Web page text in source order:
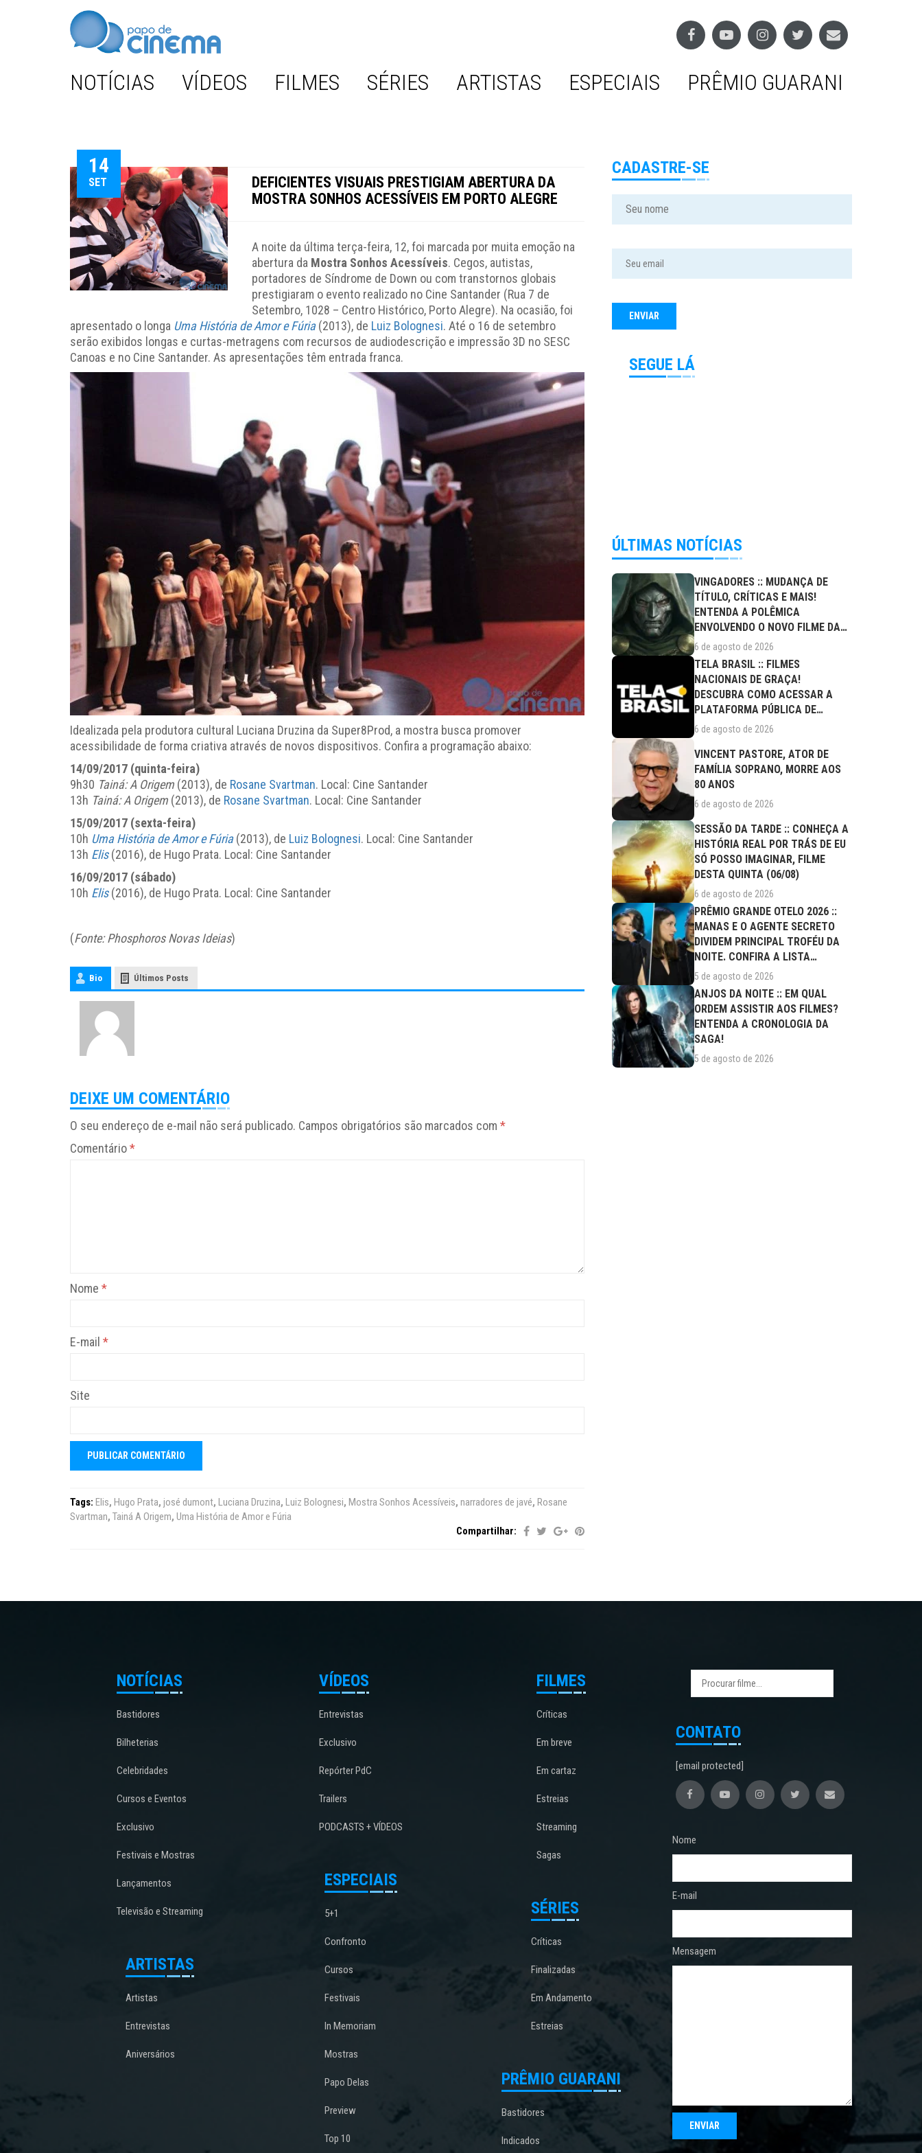
NOTÍCIAS VÍDEOS FILMES SÉRIES ARTISTAS ESPECIAIS PRÊMIO GUARANI
14
SET
DEFICIENTES VISUAIS PRESTIGIAM ABERTURA DA
MOSTRA SONHOS ACESSÍVEIS EM PORTO ALEGRE
A noite da última terça-feira, 12, foi marcada por muita emoção na
abertura da Mostra Sonhos Acessíveis. Cegos, autistas,
portadores de Síndrome de Down ou com transtornos globais
prestigiaram o evento realizado no Cine Santander (Rua 7 de
Setembro, 1028 – Centro Histórico, Porto Alegre). Na ocasião, foi
apresentado o longa Uma História de Amor e Fúria(2013), de Luiz Bolognesi. Até o 16 de setembro
serão exibidos longas e curtas-metragens com recursos de audiodescrição e impressão 3D no SESC
Canoas e no Cine Santander. As apresentações têm entrada franca.
Idealizada pela produtora cultural Luciana Druzina da Super8Prod, a mostra busca promover
acessibilidade de forma criativa através de novos dispositivos. Confira a programação abaixo:
14/09/2017 (quinta-feira)
9h30 Tainá: A Origem (2013), de Rosane Svartman. Local: Cine Santander
13h Tainá: A Origem (2013), de Rosane Svartman. Local: Cine Santander
15/09/2017 (sexta-feira)
10h Uma História de Amor e Fúria (2013), de Luiz Bolognesi. Local: Cine Santander
13h Elis (2016), de Hugo Prata. Local: Cine Santander
16/09/2017 (sábado)
10h Elis (2016), de Hugo Prata. Local: Cine Santander
(Fonte: Phosphoros Novas Ideias)
Bio Últimos Posts
DEIXE UM COMENTÁRIO
O seu endereço de e-mail não será publicado. Campos obrigatórios são marcados com *
Comentário*
Nome *
E-mail *
Site
Tags: Elis, Hugo Prata, josé dumont, Luciana Druzina, Luiz Bolognesi, Mostra Sonhos Acessíveis, narradores de javé, Rosane
Svartman, Tainá A Origem, Uma História de Amor e Fúria
Compartilhar:
CADASTRE-SE
SEGUE LÁ
ÚLTIMAS NOTÍCIAS
VINGADORES :: MUDANÇA DE
TÍTULO, CRÍTICAS E MAIS!
ENTENDA A POLÊMICA
ENVOLVENDO O NOVO FILME DA
MARVEL
6 de agosto de 2026
TELA BRASIL :: FILMES
NACIONAIS DE GRAÇA!
DESCUBRA COMO ACESSAR A
PLATAFORMA PÚBLICA DE
STREAMING
6 de agosto de 2026
VINCENT PASTORE, ATOR DE
FAMÍLIA SOPRANO, MORRE AOS
80 ANOS
6 de agosto de 2026
SESSÃO DA TARDE :: CONHEÇA A
HISTÓRIA REAL POR TRÁS DE EU
SÓ POSSO IMAGINAR, FILME
DESTA QUINTA (06/08)
6 de agosto de 2026
PRÊMIO GRANDE OTELO 2026 ::
MANAS E O AGENTE SECRETO
DIVIDEM PRINCIPAL TROFÉU DA
NOITE. CONFIRA A LISTA
COMPLETA DE...
5 de agosto de 2026
ANJOS DA NOITE :: EM QUAL
ORDEM ASSISTIR AOS FILMES?
ENTENDA A CRONOLOGIA DA
SAGA!
5 de agosto de 2026
NOTÍCIAS
Bastidores
Bilheterias
Celebridades
Cursos e Eventos
Exclusivo
Festivais e Mostras
Lançamentos
Televisão e Streaming
ARTISTAS
Artistas
Entrevistas
Aniversários
VÍDEOS
Entrevistas
Exclusivo
Repórter PdC
Trailers
PODCASTS + VÍDEOS
ESPECIAIS
5+1
Confronto
Cursos
Festivais
In Memoriam
Mostras
Papo Delas
Preview
Top 10
FILMES
Críticas
Em breve
Em cartaz
Estreias
Streaming
Sagas
SÉRIES
Críticas
Finalizadas
Em Andamento
Estreias
PRÊMIO GUARANI
Bastidores
Indicados
CONTATO
[email protected]
Nome
E-mail
Mensagem